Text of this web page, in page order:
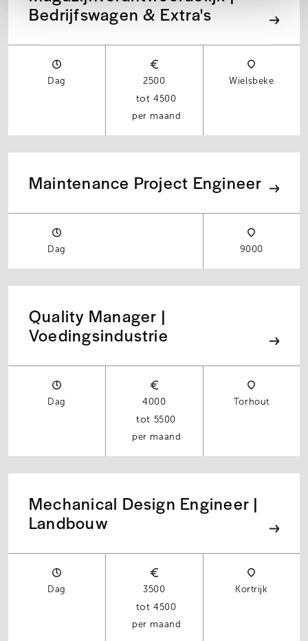
Bedrijfswagen & Extra's
Dag
2500
4500
per maand
Wielsbeke
Maintenance Project Engineer
Dag 9000
Quality Manager |
Voedingsindustrie
Dag
4000
5500
per maand
Torhout
Mechanical Design Engineer |
Landbouw
Dag
3500
4500
per maand
Kortrijk